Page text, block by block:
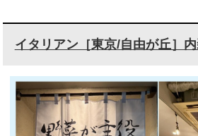
イタリアン［東京/自由が丘］